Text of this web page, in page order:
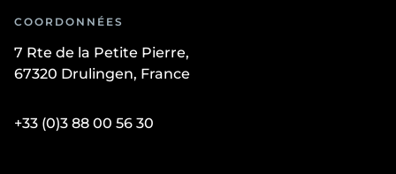
COORDONNÉES
7 Rte de la Petite Pierre,
67320 Drulingen, France
+33 (0)3 88 00 56 30